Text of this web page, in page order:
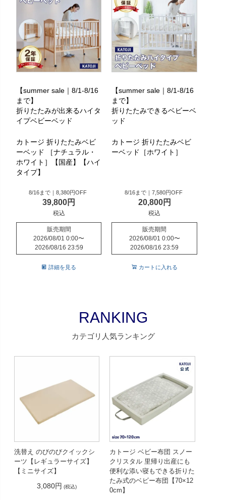
【summer sale｜8/1-8/16
まで】
折りたたみが出来るハイタ
イプベビーベッド
カトージ 折りたたみベビ
ーベッド ［ナチュラル・
ホワイト］【国産】【ハイ
タイプ】
8/16まで｜8,380円OFF
39,800
税込
販売期間
2026/08/01 0:00〜
2026/08/16 23:59
詳細を見る
【summer sale｜8/1-8/16
まで】
折りたたみできるベビーベ
ッド
カトージ 折りたたみベビ
ーベッド［ホワイト］
8/16まで｜7,580円OFF
20,800
税込
販売期間
2026/08/01 0:00〜
2026/08/16 23:59
カートに入れる
RANKING
カテゴリ人気ランキング
洗替え のびのびクイックシ
ーツ【レギュラーサイズ】
【ミニサイズ】
3,080円 (税込)
カトージ ベビー布団 スノー
クリスタル 里帰り出産にも
便利な添い寝もできる折りた
たみ式のベビー布団【70×12
0cm】